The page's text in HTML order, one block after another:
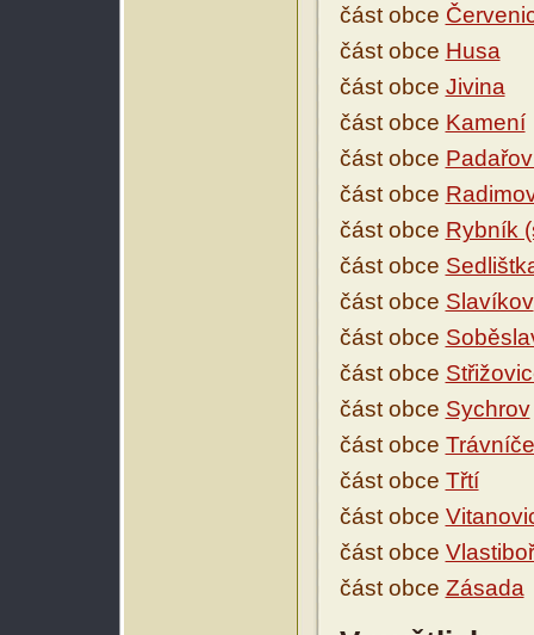
část obce
část obce Husa
část obce Jivina
část obce Kamení
část obce
část obce
část obce Rybník
část obce
část obce Slavíkov
část obce
část obce
část obce Sychrov
část obce
část obce Třtí
část obce
část obce
část obce Zásada